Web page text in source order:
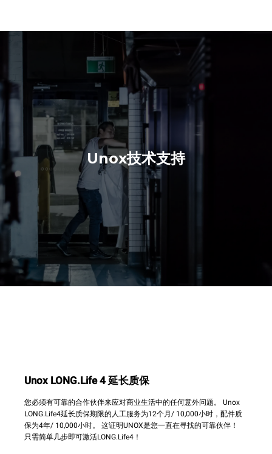
Unox技术支持
Unox LONG.Life 4 延长质保
您必须有可靠的合作伙伴来应对商业生活中的任何意外问题。 Unox
LONG.Life4延长质保期限的人工服务为12个月/ 10,000小时，配件质
保为4年/ 10,000小时。 这证明UNOX是您一直在寻找的可靠伙伴！
只需简单几步即可激活LONG.Life4！